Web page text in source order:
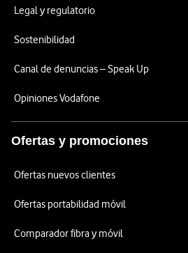
Legal y regulatorio
Sostenibilidad
Canal de denuncias – Speak Up
Opiniones Vodafone
Ofertas y promociones
Ofertas nuevos clientes
Ofertas portabilidad móvil
Comparador fibra y móvil